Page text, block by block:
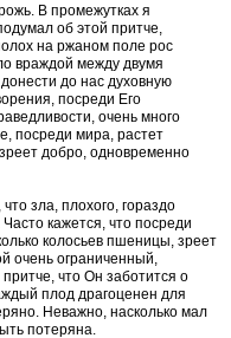
В промежутках я
об этой притче,
на ржаном поле рос
враждой между двумя
до нас духовную
посреди Его
очень много
посреди мира, растет
добро, одновременно
зла, плохого, гораздо
кажется, что посреди
колосьев пшеницы, зреет
очень ограниченный,
притче, что Он заботится о
плод драгоценен для
Неважно, насколько мал
потеряна.